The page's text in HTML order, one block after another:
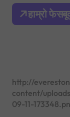
h
o
हाम्रो
http://
content/
09-11-